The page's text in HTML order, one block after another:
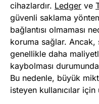
cihazlardır. Ledger ve
güvenli saklama
bağlantısı olmaması
koruma sağlar. Ancak,
genellikle daha
kaybolması
Bu nedenle, büyük
isteyen kullanıcılar